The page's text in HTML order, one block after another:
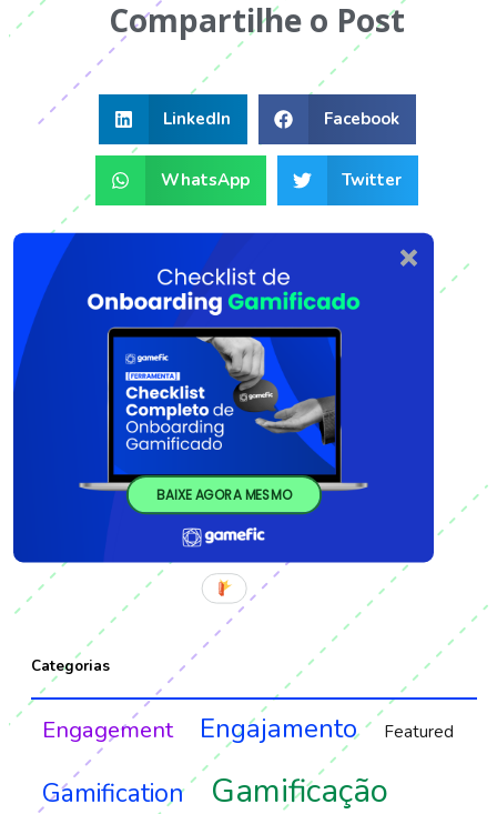
Compartilhe o Post
LinkedIn Facebook
WhatsApp Twitter
BAIXE AGORA MESMO
Categorias
Engagement Engajamento Featured
Gamification Gamificação